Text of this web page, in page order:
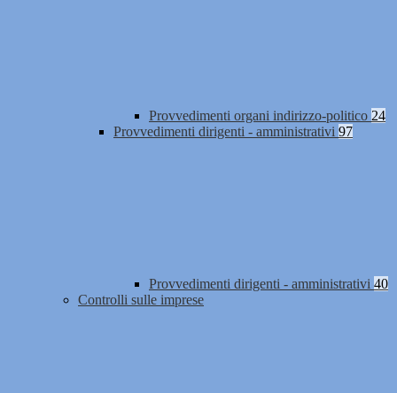
Provvedimenti organi indirizzo-politico 24
Provvedimenti dirigenti - amministrativi 97
Provvedimenti dirigenti - amministrativi 40
Controlli sulle imprese